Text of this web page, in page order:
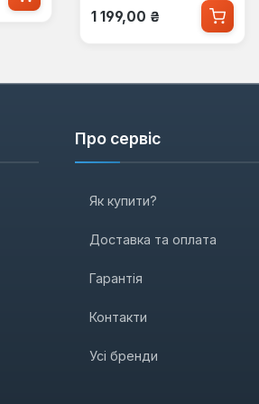
Звичайна ціна:
1 199,00 ₴
Про сервіс
Як купити?
Доставка та оплата
Гарантія
Контакти
Усі бренди